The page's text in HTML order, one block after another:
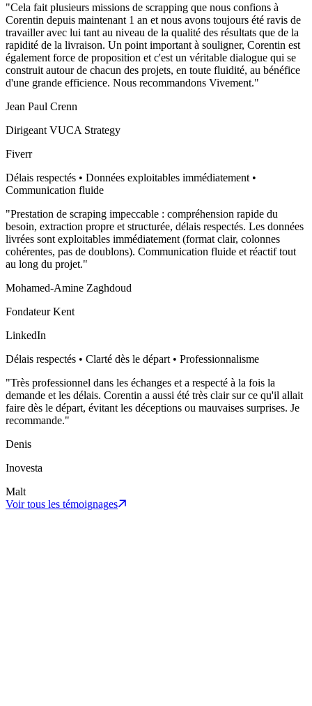
"Cela fait plusieurs missions de scrapping que nous confions à
Corentin depuis maintenant 1 an et nous avons toujours été ravis de
travailler avec lui tant au niveau de la qualité des résultats que de la
rapidité de la livraison. Un point important à souligner, Corentin est
également force de proposition et c'est un véritable dialogue qui se
construit autour de chacun des projets, en toute fluidité, au bénéfice
d'une grande efficience. Nous recommandons Vivement."
Jean Paul Crenn
Dirigeant VUCA Strategy
Fiverr
Délais respectés • Données exploitables immédiatement •
Communication fluide
"Prestation de scraping impeccable : compréhension rapide du
besoin, extraction propre et structurée, délais respectés. Les données
livrées sont exploitables immédiatement (format clair, colonnes
cohérentes, pas de doublons). Communication fluide et réactif tout
au long du projet."
Mohamed-Amine Zaghdoud
Fondateur Kent
LinkedIn
Délais respectés • Clarté dès le départ • Professionnalisme
"Très professionnel dans les échanges et a respecté à la fois la
demande et les délais. Corentin a aussi été très clair sur ce qu'il allait
faire dès le départ, évitant les déceptions ou mauvaises surprises. Je
recommande."
Denis
Inovesta
Malt
Voir tous les témoignages